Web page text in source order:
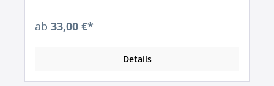
ab 33,00 €*
Details